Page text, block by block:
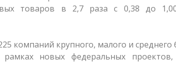
товаров в 2,7 раза с 0,38 до
компаний крупного, малого и среднего
новых федеральных